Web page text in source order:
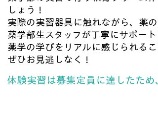
しょう！
実際の実習器具に触れながら、薬
薬学部生スタッフが丁寧にサポート
薬学の学びをリアルに感じられる
ぜひお見逃しなく！
体験実習は募集定員に達したため